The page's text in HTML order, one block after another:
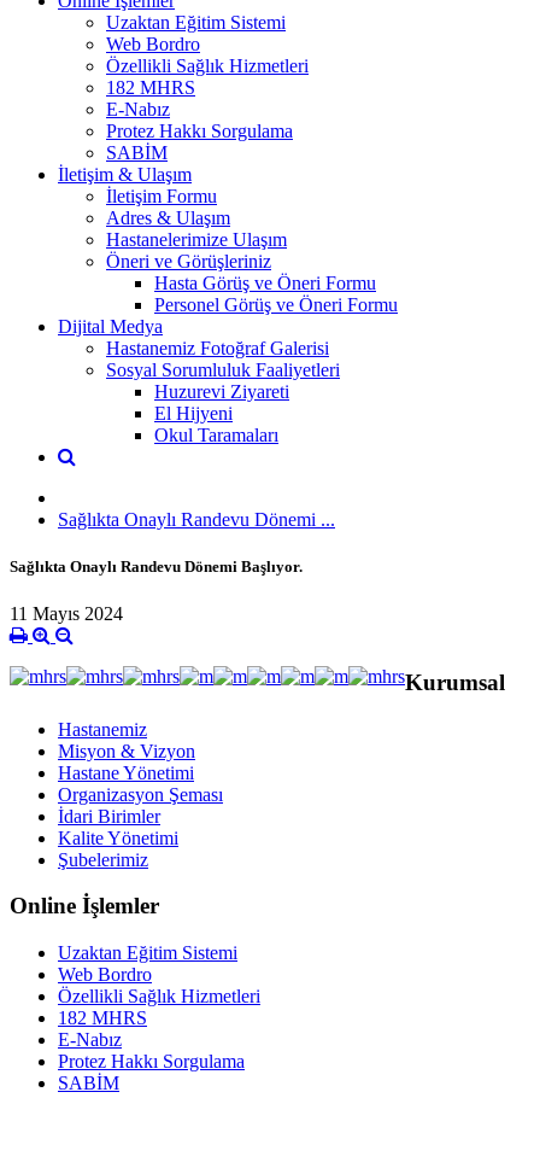
Uzaktan Eğitim Sistemi
Web Bordro
Özellikli Sağlık Hizmetleri
182 MHRS
E-Nabız
Protez Hakkı Sorgulama
SABİM
İletişim & Ulaşım
İletişim Formu
Adres & Ulaşım
Hastanelerimize Ulaşım
Öneri ve Görüşleriniz
Hasta Görüş ve Öneri Formu
Personel Görüş ve Öneri Formu
Dijital Medya
Hastanemiz Fotoğraf Galerisi
Sosyal Sorumluluk Faaliyetleri
Huzurevi Ziyareti
El Hijyeni
Okul Taramaları
Sağlıkta Onaylı Randevu Dönemi ...
Sağlıkta Onaylı Randevu Dönemi Başlıyor.
11 Mayıs 2024
Kurumsal
Hastanemiz
Misyon & Vizyon
Hastane Yönetimi
Organizasyon Şeması
İdari Birimler
Kalite Yönetimi
Şubelerimiz
Online İşlemler
Uzaktan Eğitim Sistemi
Web Bordro
Özellikli Sağlık Hizmetleri
182 MHRS
E-Nabız
Protez Hakkı Sorgulama
SABİM